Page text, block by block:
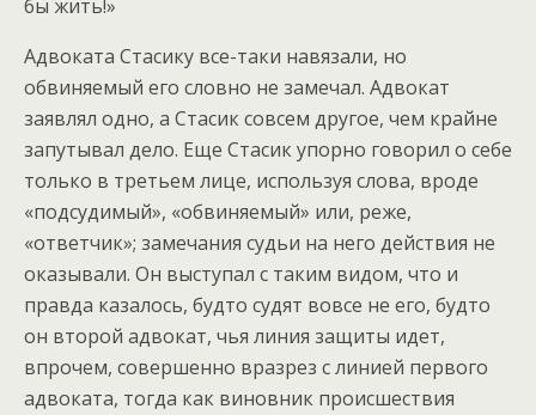
бы жить!»
Адвоката Стасику все-таки навязали, но
обвиняемый его словно не замечал. Адвокат
заявлял одно, а Стасик совсем другое, чем крайне
запутывал дело. Еще Стасик упорно говорил о себе
только в третьем лице, используя слова, вроде
«подсудимый», «обвиняемый» или, реже,
«ответчик»; замечания судьи на него действия не
оказывали. Он выступал с таким видом, что и
правда казалось, будто судят вовсе не его, будто
он второй адвокат, чья линия защиты идет,
впрочем, совершенно вразрез с линией первого
адвоката, тогда как виновник происшествия